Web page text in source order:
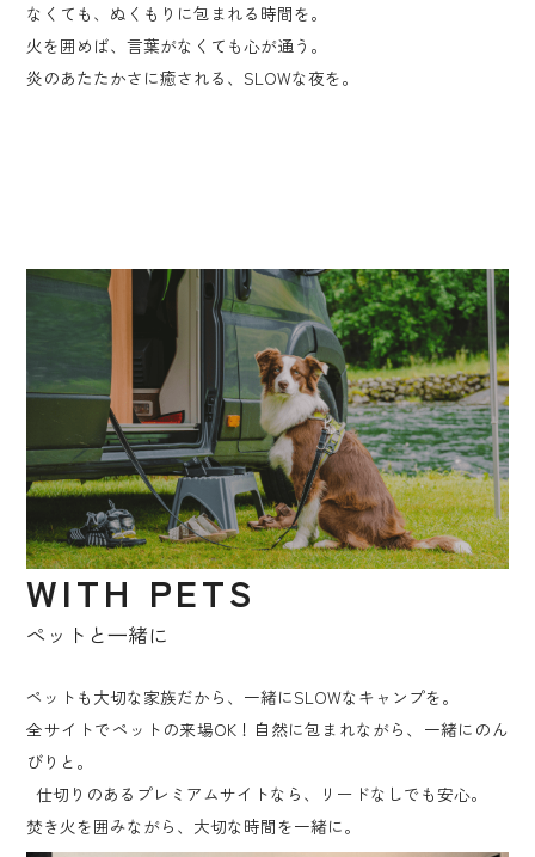
なくても、ぬくもりに包まれる時間を。
火を囲めば、言葉がなくても心が通う。
炎のあたたかさに癒される、SLOWな夜を。
WITH PETS
ペットと⼀緒に
ペットも大切な家族だから、一緒にSLOWなキャンプを。
全サイトでペットの来場OK！自然に包まれながら、一緒にのん
びりと。
仕切りのあるプレミアムサイトなら、リードなしでも安心。
焚き火を囲みながら、大切な時間を一緒に。